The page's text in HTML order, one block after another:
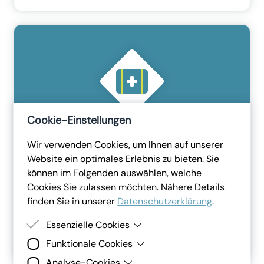
Allgemein
Erste Hilfe
Mit dieser Vorlage erstellen Sie eine allgemeine
Erste Hilfe Unterweisung.
Dauer: Minuten
Cookie-Einstellungen
Wir verwenden Cookies, um Ihnen auf unserer
Website ein optimales Erlebnis zu bieten. Sie
können im Folgenden auswählen, welche
Cookies Sie zulassen möchten. Nähere Details
finden Sie in unserer Datenschutzerklärung.
Essenzielle Cookies
Essenzielle Cookies sind Cookies, welche für die
Funktionale Cookies